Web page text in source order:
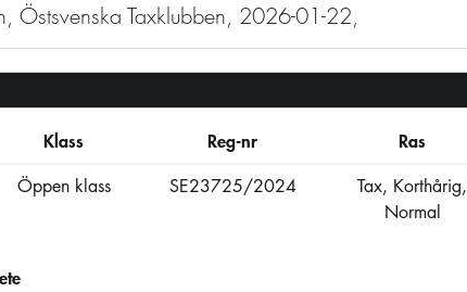
Östsvenska Taxklubben, 2026-01-22,
Klass Reg-nr Ras
Öppen klass SE23725/2024
Tax, Korthårig,
Normal